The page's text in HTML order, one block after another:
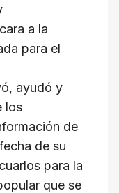
a la
para el
ayudó y
los
de
de su
para la
que se